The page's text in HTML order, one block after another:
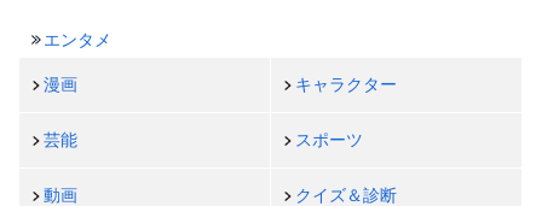
エンタメ
漫画 キャラクター
芸能 スポーツ
動画 クイズ＆診断